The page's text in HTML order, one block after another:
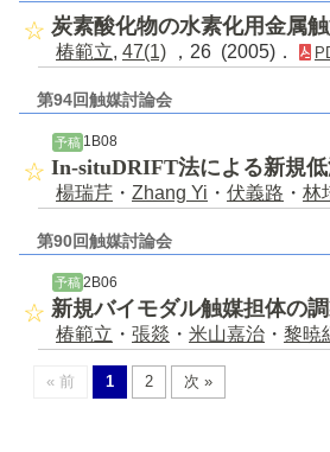
炭素酸化物の水素化用金属
椿範立, 47(1) ，26 (2005)．
第94回触媒討論会
予稿1B08
In-situDRIFT法による新規
楊瑞芹 ・ Zhang Yi ・ 伏義路 ・ 林
第90回触媒討論会
予稿 2B06
新規バイモダル触媒担体の
椿範立 ・ 張燚 ・ 米山嘉治 ・ 黎暁
« 前 1 2 次 »